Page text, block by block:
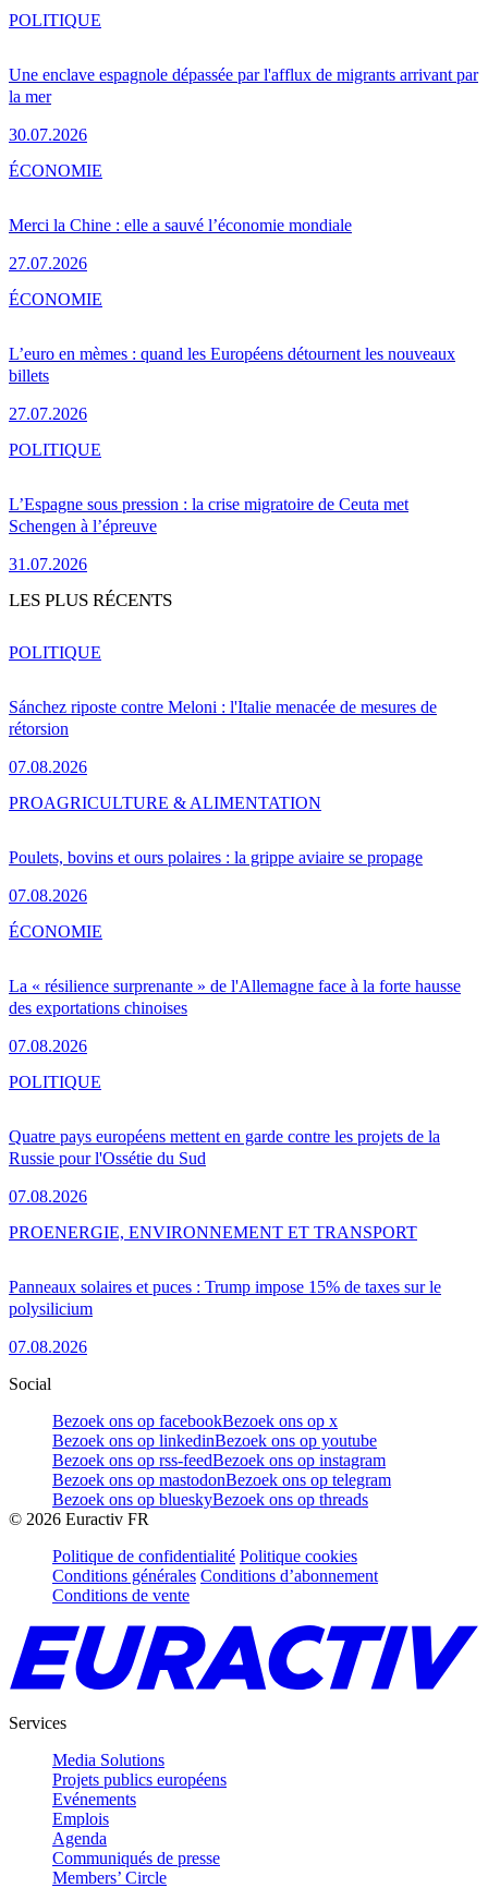
Une enclave espagnole dépassée par l'afflux de migrants arrivant par
la mer
30.07.2026
POLITIQUE
Merci la Chine : elle a sauvé l’économie mondiale
27.07.2026
ÉCONOMIE
L’euro en mèmes : quand les Européens détournent les nouveaux
billets
27.07.2026
ÉCONOMIE
L’Espagne sous pression : la crise migratoire de Ceuta met
Schengen à l’épreuve
31.07.2026
POLITIQUE
LES PLUS RÉCENTS
Sánchez riposte contre Meloni : l'Italie menacée de mesures de
rétorsion
07.08.2026
POLITIQUE
Poulets, bovins et ours polaires : la grippe aviaire se propage
07.08.2026
PROAGRICULTURE & ALIMENTATION
La « résilience surprenante » de l'Allemagne face à la forte hausse
des exportations chinoises
07.08.2026
ÉCONOMIE
Quatre pays européens mettent en garde contre les projets de la
Russie pour l'Ossétie du Sud
07.08.2026
POLITIQUE
Panneaux solaires et puces : Trump impose 15% de taxes sur le
polysilicium
07.08.2026
PROENERGIE, ENVIRONNEMENT ET TRANSPORT
Social
Bezoek ons op facebookBezoek ons op x
Bezoek ons op linkedinBezoek ons op youtube
Bezoek ons op rss-feedBezoek ons op instagram
Bezoek ons op mastodonBezoek ons op telegram
Bezoek ons op blueskyBezoek ons op threads
© 2026 Euractiv FR
Politique de confidentialité Politique cookies
Conditions générales Conditions d’abonnement
Conditions de vente
Services
Media Solutions
Projets publics européens
Evénements
Emplois
Agenda
Communiqués de presse
Members’ Circle